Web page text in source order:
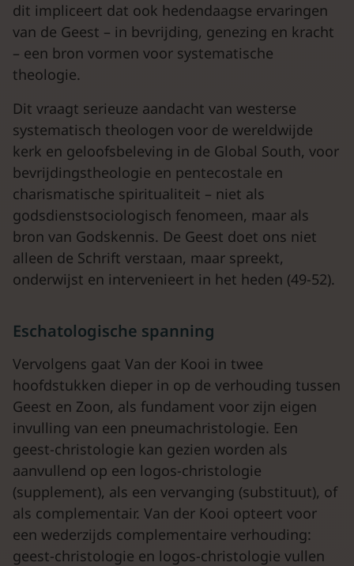
dit impliceert dat ook hedendaagse ervaringen
van de Geest – in bevrijding, genezing en kracht
– een bron vormen voor systematische
theologie.
Dit vraagt serieuze aandacht van westerse
systematisch theologen voor de wereldwijde
kerk en geloofsbeleving in de Global South, voor
bevrijdingstheologie en pentecostale en
charismatische spiritualiteit – niet als
godsdienstsociologisch fenomeen, maar als
bron van Godskennis. De Geest doet ons niet
alleen de Schrift verstaan, maar spreekt,
onderwijst en intervenieert in het heden (49-52).
Eschatologische spanning
Vervolgens gaat Van der Kooi in twee
hoofdstukken dieper in op de verhouding tussen
Geest en Zoon, als fundament voor zijn eigen
invulling van een pneumachristologie. Een
geest-christologie kan gezien worden als
aanvullend op een logos-christologie
(supplement), als een vervanging (substituut), of
als complementair. Van der Kooi opteert voor
een wederzijds complementaire verhouding:
geest-christologie en logos-christologie vullen